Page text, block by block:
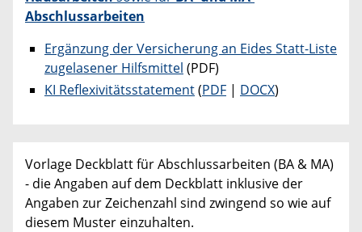
Abschlussarbeiten
Ergänzung der Versicherung an Eides Statt-Liste
zugelasener Hilfsmittel (PDF)
KI Reflexivitätsstatement(PDF | DOCX)
Vorlage Deckblatt für Abschlussarbeiten (BA & MA)
- die Angaben auf dem Deckblatt inklusive der
Angaben zur Zeichenzahl sind zwingend so wie auf
diesem Muster einzuhalten.